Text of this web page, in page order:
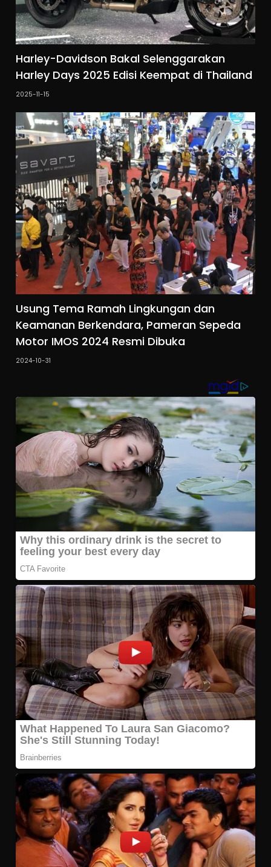
Harley-Davidson Bakal Selenggarakan
Harley Days 2025 Edisi Keempat di Thailand
2025-11-15
Usung Tema Ramah Lingkungan dan
Keamanan Berkendara, Pameran Sepeda
Motor IMOS 2024 Resmi Dibuka
2024-10-31